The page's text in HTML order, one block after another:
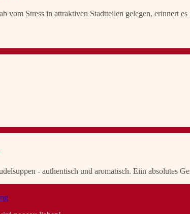
vom Stress in attraktiven Stadtteilen gelegen, erinnert es
- authentisch und aromatisch. Eiin absolutes